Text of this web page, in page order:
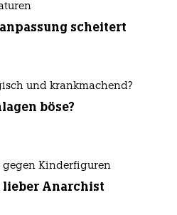
scheitert
und krankmachend?
böse?
gegen Kinderfiguren
lieber Anarchist